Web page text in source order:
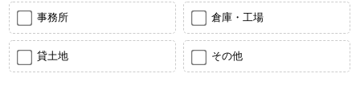
事務所 倉庫・工場
貸土地 その他